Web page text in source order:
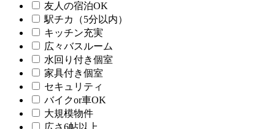
友人の宿泊OK
駅チカ（5分以内）
キッチン充実
広々バスルーム
水回り付き個室
家具付き個室
セキュリティ
バイクor車OK
大規模物件
広さ6帖以上